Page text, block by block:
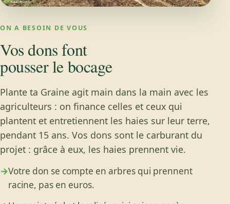
ON A BESOIN DE VOUS
Vos dons font
pousser le bocage
Plante ta Graine agit main dans la main avec les
agriculteurs : on finance celles et ceux qui
plantent et entretiennent les haies sur leur terre,
pendant 15 ans. Vos dons sont le carburant du
projet : grâce à eux, les haies prennent vie.
→Votre don se compte en arbres qui prennent
racine, pas en euros.